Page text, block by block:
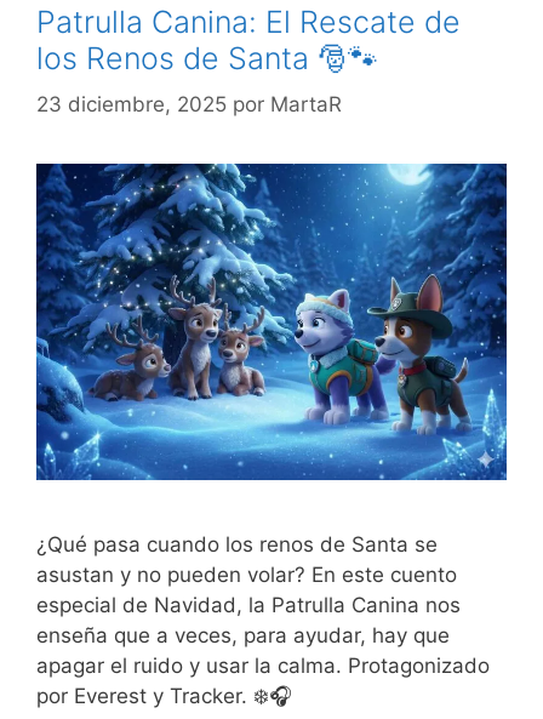
Patrulla Canina: El Rescate de
los Renos de Santa 🎅🐾
23 diciembre, 2025 por MartaR
¿Qué pasa cuando los renos de Santa se
asustan y no pueden volar? En este cuento
especial de Navidad, la Patrulla Canina nos
enseña que a veces, para ayudar, hay que
apagar el ruido y usar la calma. Protagonizado
por Everest y Tracker. ❄️🎧